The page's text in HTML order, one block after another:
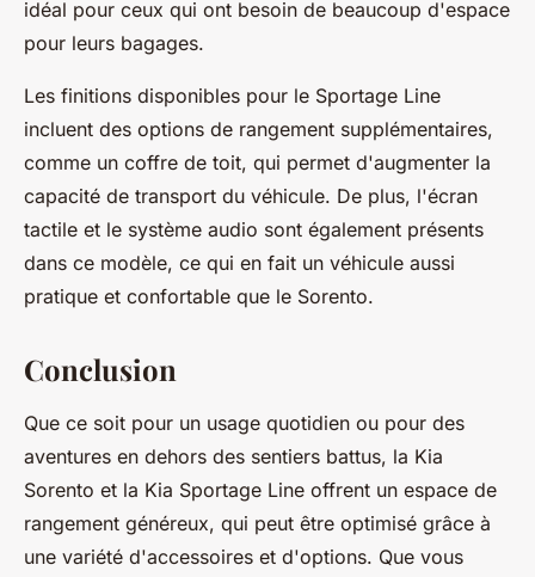
idéal pour ceux qui ont besoin de beaucoup d'espace
pour leurs bagages.
Les finitions disponibles pour le Sportage Line
incluent des options de rangement supplémentaires,
comme un coffre de toit, qui permet d'augmenter la
capacité de transport du véhicule. De plus, l'écran
tactile et le système audio sont également présents
dans ce modèle, ce qui en fait un véhicule aussi
pratique et confortable que le Sorento.
Conclusion
Que ce soit pour un usage quotidien ou pour des
aventures en dehors des sentiers battus, la Kia
Sorento et la Kia Sportage Line offrent un espace de
rangement généreux, qui peut être optimisé grâce à
une variété d'accessoires et d'options. Que vous